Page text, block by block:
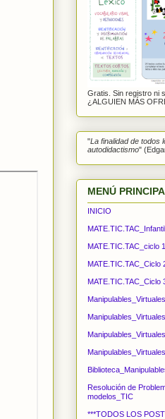
Gratis. Sin registro ni
¿ALGUIEN MÁS
"La finalidad de todos
autodidactismo"
MENÚ
INICIO
MATE.TIC.TAC_ciclo
MATE.TIC.TAC_Ciclo
MATE.TIC.TAC_Ciclo
Resolución de
modelos_TIC
***TODOS LOS